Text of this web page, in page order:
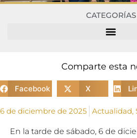
CATEGORÍAS
Comparte esta
Facebook X
6 de diciembre de 2025 Actualidad,
En la tarde de sábado, 6 de